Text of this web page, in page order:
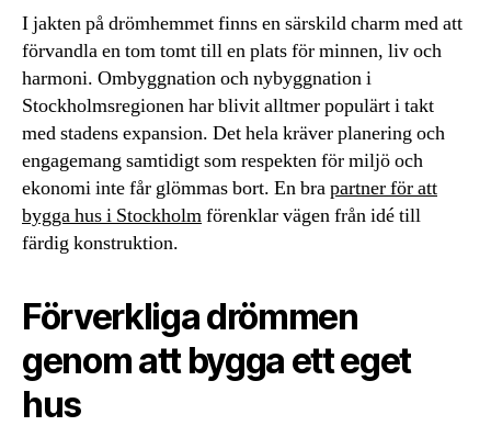
I jakten på drömhemmet finns en särskild charm med att
förvandla en tom tomt till en plats för minnen, liv och
harmoni. Ombyggnation och nybyggnation i
Stockholmsregionen har blivit alltmer populärt i takt
med stadens expansion. Det hela kräver planering och
engagemang samtidigt som respekten för miljö och
ekonomi inte får glömmas bort. En brapartner för att
bygga hus i Stockholmförenklar vägen från idé till
färdig konstruktion.
Förverkliga drömmen
genom att bygga ett eget
hus